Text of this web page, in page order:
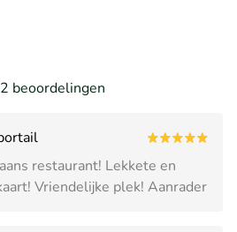
beoordelingen
restaurant! Lekkete en
Vriendelijke plek! Aanrader